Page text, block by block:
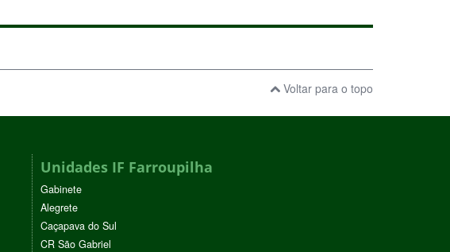
Voltar para o topo
Unidades IF Farroupilha
Gabinete
Alegrete
Caçapava do Sul
CR São Gabriel